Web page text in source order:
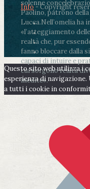
solenne
Paolino, patrono
Lucca.Nell’omelia ha
«l’atteggiamento
realtà che, pur
fanno bloccare dalla
capaci di intuire e
cui sorgono realtà
inedite».
Info- Copyright
Questo sito web utilizza i
esperienza di
a tutti i cookie in